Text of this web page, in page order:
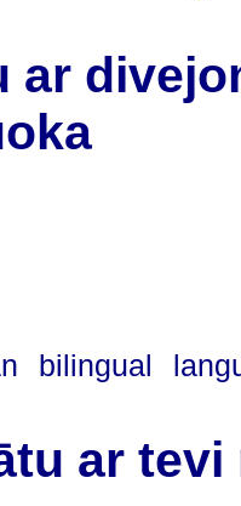
ar
bilingual
ar